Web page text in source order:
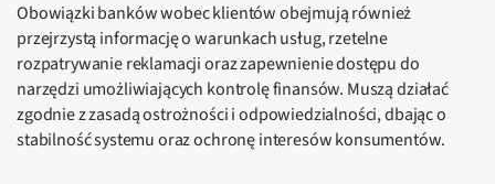
Obowiązki banków wobec klientów obejmują również
przejrzystą informację o warunkach usług, rzetelne
rozpatrywanie reklamacji oraz zapewnienie dostępu do
narzędzi umożliwiających kontrolę finansów. Muszą działać
zgodnie z zasadą ostrożności i odpowiedzialności, dbając o
stabilność systemu oraz ochronę interesów konsumentów.